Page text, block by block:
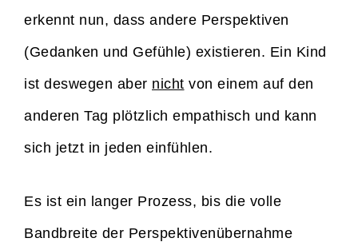
erkennt nun, dass andere Perspektiven
(Gedanken und Gefühle) existieren. Ein Kind
ist deswegen aber nicht von einem auf den
anderen Tag plötzlich empathisch und kann
sich jetzt in jeden einfühlen.
Es ist ein langer Prozess, bis die volle
Bandbreite der Perspektivenübernahme